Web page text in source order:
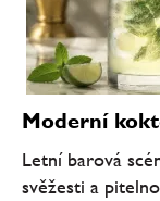
Moderní
Letní barová
svěžesti a